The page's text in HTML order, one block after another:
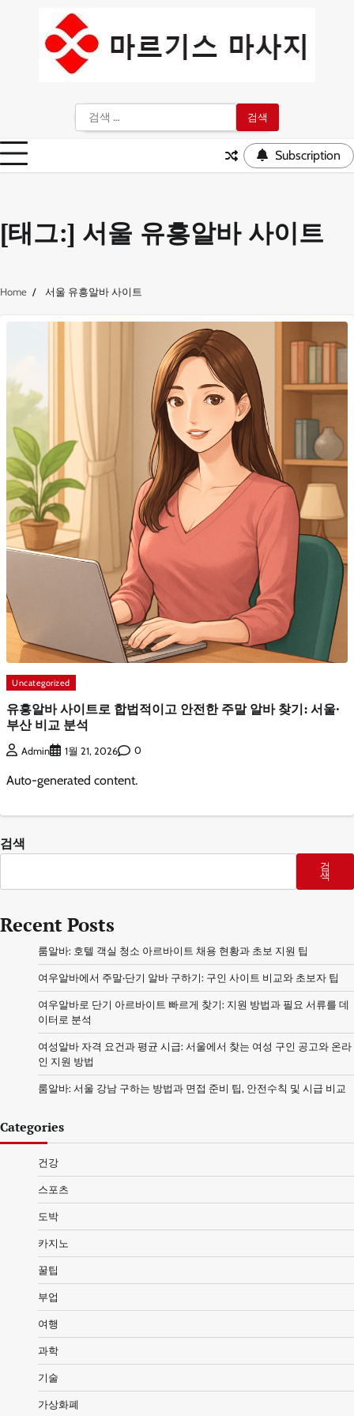
색:
Subscription
[태그:] 서울 유흥알바 사이트
Home 서울 유흥알바 사이트
Uncategorized
유흥알바 사이트로 합법적이고 안전한 주말 알바 찾기: 서울·
부산 비교 분석
Admin 1월 21, 2026 0
Auto-generated content.
검색
검
색
Recent Posts
룸알바: 호텔 객실 청소 아르바이트 채용 현황과 초보 지원 팁
여우알바에서 주말·단기 알바 구하기: 구인 사이트 비교와 초보자 팁
여우알바로 단기 아르바이트 빠르게 찾기: 지원 방법과 필요 서류를 데
이터로 분석
여성알바 자격 요건과 평균 시급: 서울에서 찾는 여성 구인 공고와 온라
인 지원 방법
룸알바: 서울 강남 구하는 방법과 면접 준비 팁, 안전수칙 및 시급 비교
Categories
건강
스포츠
도박
카지노
꿀팁
부업
여행
과학
기술
가상화폐